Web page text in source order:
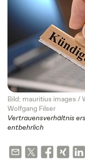
Bild: mauritius images /
Wolfgang Filser
Vertrauensverhältnis
entbehrlich